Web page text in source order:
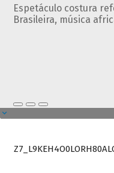
Espetáculo costura
Brasileira, música